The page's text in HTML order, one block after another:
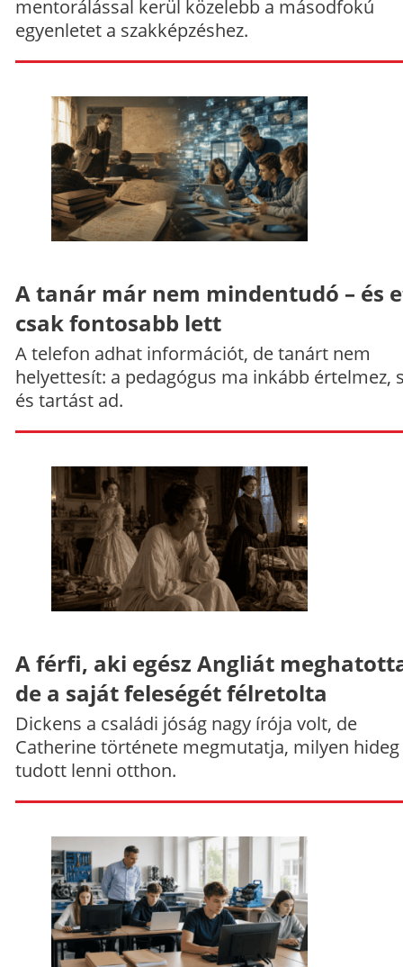
mentorálással kerül közelebb a másodfokú
egyenletet a szakképzéshez.
A tanár már nem mindentudó – és
csak fontosabb lett
A telefon adhat információt, de tanárt nem
helyettesít: a pedagógus ma inkább értelmez,
és tartást ad.
A férfi, aki egész Angliát
de a saját feleségét félretolta
Dickens a családi jóság nagy írója volt, de
Catherine története megmutatja, milyen hideg
tudott lenni otthon.